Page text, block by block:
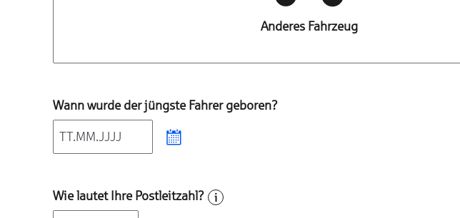
Anderes Fahrzeug
Wann wurde der jüngste Fahrer geboren?
Wie lautet Ihre Postleitzahl?